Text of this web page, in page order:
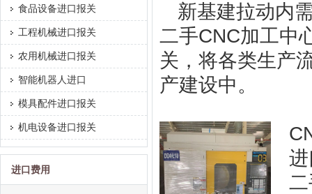
食品设备进口报关
工程机械进口报关
农用机械进口报关
智能机器人进口
模具配件进口报关
机电设备进口报关
进口费用
新基建拉动内
二手CNC加工中
关，将各类生产
产建设中。